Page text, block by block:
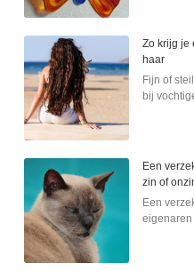
Zo krijg je
haar
Fijn of
bij
Een
zin of
Een